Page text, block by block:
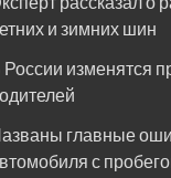
и зимних шин
России изменятся
главные
с